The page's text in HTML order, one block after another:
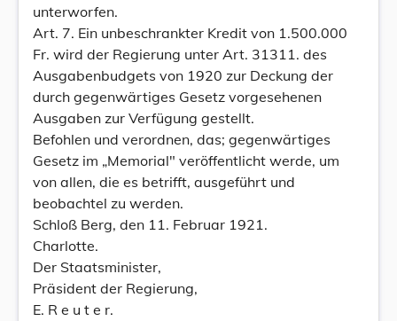
unterworfen.
Art. 7. Ein unbeschrankter Kredit von 1.500.000
Fr. wird der Regierung unter Art. 31311. des
Ausgabenbudgets von 1920 zur Deckung der
durch gegenwärtiges Gesetz vorgesehenen
Ausgaben zur Verfügung gestellt.
Befohlen und verordnen, das; gegenwärtiges
Gesetz im „Memorial" veröffentlicht werde, um
von allen, die es betrifft, ausgeführt und
beobachtel zu werden.
Schloß Berg, den 11. Februar 1921.
Charlotte.
Der Staatsminister,
Präsident der Regierung,
E. R e u t e r.